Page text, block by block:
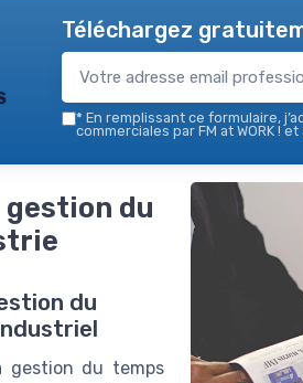
Téléchargez
* En remplissant ce formulaire,
commerciales par FM at WORK !
du
du
gestion du temps